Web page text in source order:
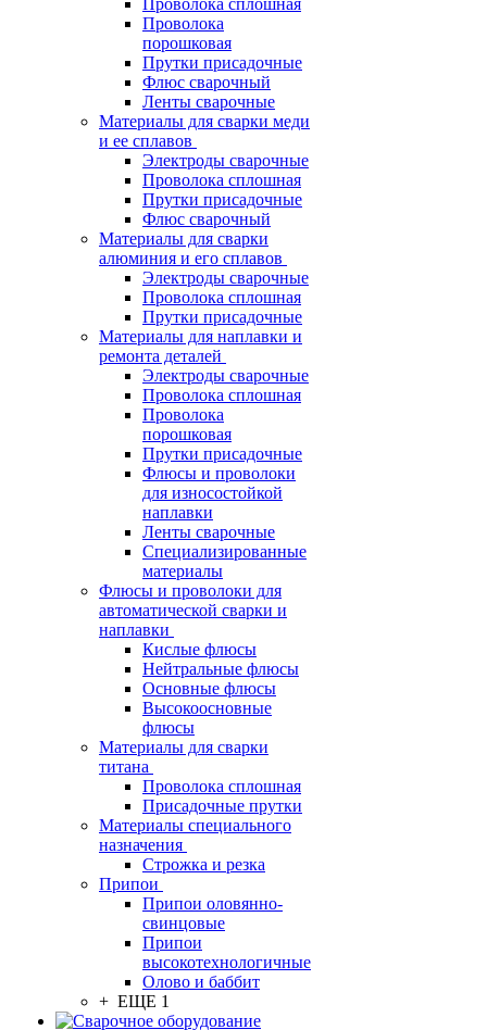
Проволока сплошная
Проволока
порошковая
Прутки присадочные
Флюс сварочный
Ленты сварочные
Материалы для сварки меди
и ее сплавов
Электроды сварочные
Проволока сплошная
Прутки присадочные
Флюс сварочный
Материалы для сварки
алюминия и его сплавов
Электроды сварочные
Проволока сплошная
Прутки присадочные
Материалы для наплавки и
ремонта деталей
Электроды сварочные
Проволока сплошная
Проволока
порошковая
Прутки присадочные
Флюсы и проволоки
для износостойкой
наплавки
Ленты сварочные
Специализированные
материалы
Флюсы и проволоки для
автоматической сварки и
наплавки
Кислые флюсы
Нейтральные флюсы
Основные флюсы
Высокоосновные
флюсы
Материалы для сварки
титана
Проволока сплошная
Присадочные прутки
Материалы специального
назначения
Строжка и резка
Припои
Припои оловянно-
свинцовые
Припои
высокотехнологичные
Олово и баббит
+ ЕЩЕ 1